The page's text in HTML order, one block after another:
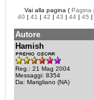
Vai alla pagina ( Pagina
40 | 41 | 42 | 43 | 44 | 45 |
Autore
Hamish
Reg.: 21 Mag 2004
Messaggi: 8354
Da: Marigliano (NA)